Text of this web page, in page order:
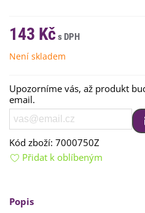
143 Kč
Není skladem
Upozorníme vás, až produkt
email.
Kód zboží: 7000750Z
Přidat k oblíbeným
Popis